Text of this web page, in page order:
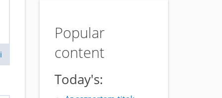
Popular
content
Today's: